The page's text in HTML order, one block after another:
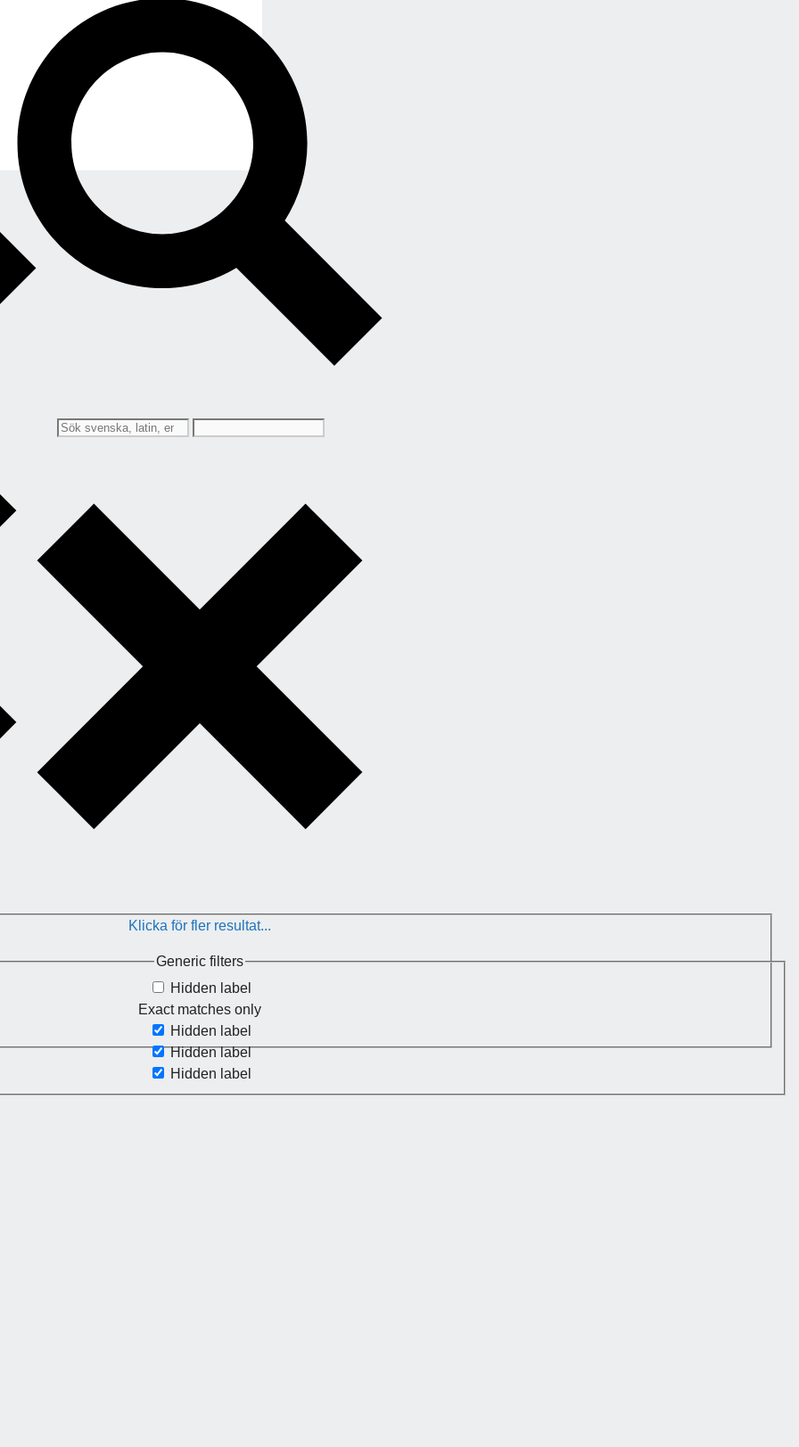
Klicka för fler resultat...
Generic filters
Hidden label
Exact matches only
Hidden label
Hidden label
Hidden label